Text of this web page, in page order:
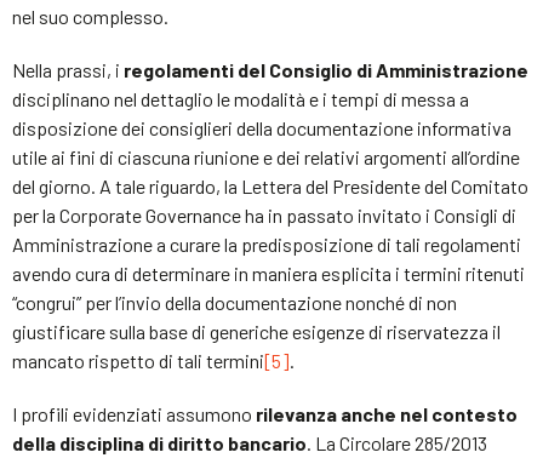
nel suo complesso.
Nella prassi, i regolamenti del Consiglio di Amministrazione
disciplinano nel dettaglio le modalità e i tempi di messa a
disposizione dei consiglieri della documentazione informativa
utile ai fini di ciascuna riunione e dei relativi argomenti all’ordine
del giorno. A tale riguardo, la Lettera del Presidente del Comitato
per la Corporate Governance ha in passato invitato i Consigli di
Amministrazione a curare la predisposizione di tali regolamenti
avendo cura di determinare in maniera esplicita i termini ritenuti
“congrui” per l’invio della documentazione nonché di non
giustificare sulla base di generiche esigenze di riservatezza il
mancato rispetto di tali termini[5].
I profili evidenziati assumono rilevanza anche nel contesto
della disciplina di diritto bancario. La Circolare 285/2013